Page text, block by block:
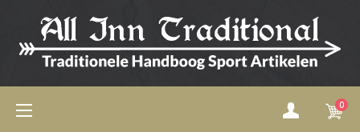
0